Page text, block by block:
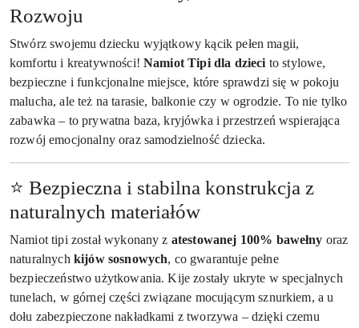
Rozwoju
Stwórz swojemu dziecku wyjątkowy kącik pełen magii,
komfortu i kreatywności!Namiot Tipi dla dzieci to stylowe,
bezpieczne i funkcjonalne miejsce, które sprawdzi się w pokoju
malucha, ale też na tarasie, balkonie czy w ogrodzie. To nie tylko
zabawka – to prywatna baza, kryjówka i przestrzeń wspierająca
rozwój emocjonalny oraz samodzielność dziecka.
⭐ Bezpieczna i stabilna konstrukcja z
naturalnych materiałów
Namiot tipi został wykonany z atestowanej 100% bawełny oraz
naturalnych kijów sosnowych, co gwarantuje pełne
bezpieczeństwo użytkowania. Kije zostały ukryte w specjalnych
tunelach, w górnej części związane mocującym sznurkiem, a u
dołu zabezpieczone nakładkami z tworzywa – dzięki czemu